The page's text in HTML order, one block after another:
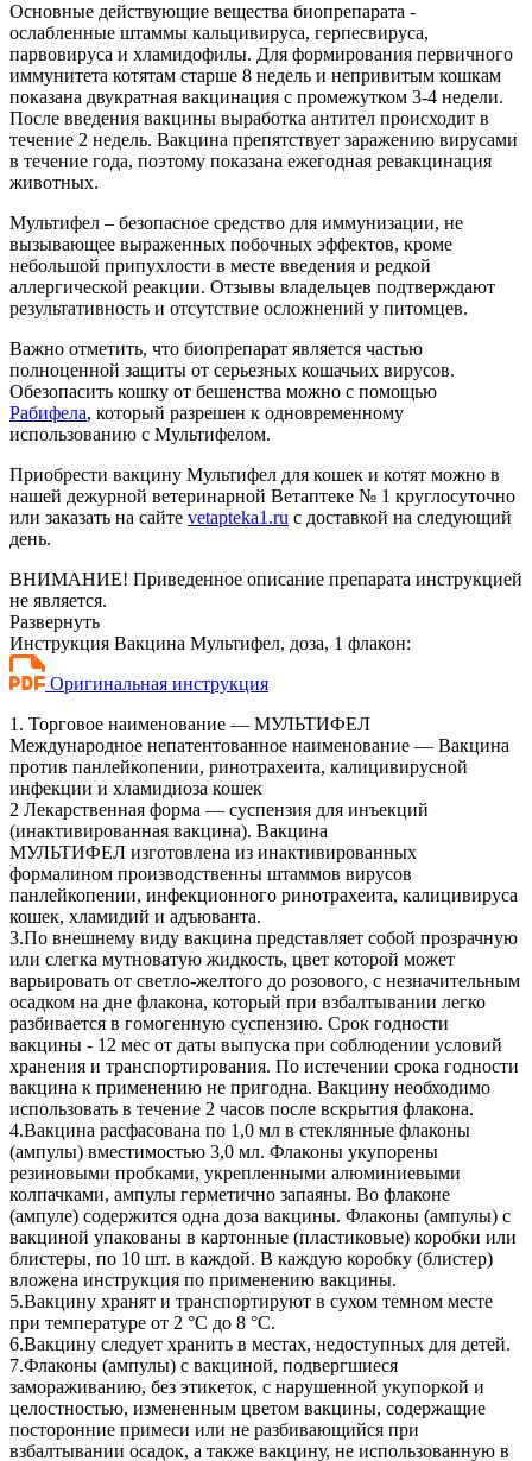
Основные действующие вещества биопрепарата -
ослабленные штаммы кальцивируса, герпесвируса,
парвовируса и хламидофилы. Для формирования первичного
иммунитета котятам старше 8 недель и непривитым кошкам
показана двукратная вакцинация с промежутком 3-4 недели.
После введения вакцины выработка антител происходит в
течение 2 недель. Вакцина препятствует заражению вирусами
в течение года, поэтому показана ежегодная ревакцинация
животных.
Мультифел – безопасное средство для иммунизации, не
вызывающее выраженных побочных эффектов, кроме
небольшой припухлости в месте введения и редкой
аллергической реакции. Отзывы владельцев подтверждают
результативность и отсутствие осложнений у питомцев.
Важно отметить, что биопрепарат является частью
полноценной защиты от серьезных кошачьих вирусов.
Обезопасить кошку от бешенства можно с помощью
Рабифела, который разрешен к одновременному
использованию с Мультифелом.
Приобрести вакцину Мультифел для кошек и котят можно в
нашей дежурной ветеринарной Ветаптеке № 1 круглосуточно
или заказать на сайте vetapteka1.ru с доставкой на следующий
день.
ВНИМАНИЕ! Приведенное описание препарата инструкцией
не является.
Развернуть
Инструкция Вакцина Мультифел, доза, 1 флакон:
Оригинальная инструкция
1. Торговое наименование — МУЛЬТИФЕЛ
Международное непатентованное наименование — Вакцина
против панлейкопении, ринотрахеита, калицивирусной
инфекции и хламидиоза кошек
2 Лекарственная форма — суспензия для инъекций
(инактивированная вакцина). Вакцина
МУЛЬТИФЕЛ изготовлена из инактивированных
формалином производственны штаммов вирусов
панлейкопении, инфекционного ринотрахеита, калицивируса
кошек, хламидий и адъюванта.
3.По внешнему виду вакцина представляет собой прозрачную
или слегка мутноватую жидкость, цвет которой может
варьировать от светло-желтого до розового, с незначительным
осадком на дне флакона, который при взбалтывании легко
разбивается в гомогенную суспензию. Срок годности
вакцины - 12 мес от даты выпуска при соблюдении условий
хранения и транспортирования. По истечении срока годности
вакцина к применению не пригодна. Вакцину необходимо
использовать в течение 2 часов после вскрытия флакона.
4.Вакцина расфасована по 1,0 мл в стеклянные флаконы
(ампулы) вместимостью 3,0 мл. Флаконы укупорены
резиновыми пробками, укрепленными алюминиевыми
колпачками, ампулы герметично запаяны. Во флаконе
(ампуле) содержится одна доза вакцины. Флаконы (ампулы) с
вакциной упакованы в картонные (пластиковые) коробки или
блистеры, по 10 шт. в каждой. В каждую коробку (блистер)
вложена инструкция по применению вакцины.
5.Вакцину хранят и транспортируют в сухом темном месте
при температуре от 2 °С до 8 °С.
6.Вакцину следует хранить в местах, недоступных для детей.
7.Флаконы (ампулы) с вакциной, подвергшиеся
замораживанию, без этикеток, с нарушенной укупоркой и
целостностью, измененным цветом вакцины, содержащие
посторонние примеси или не разбивающийся при
взбалтывании осадок, а также вакцину, не использованную в